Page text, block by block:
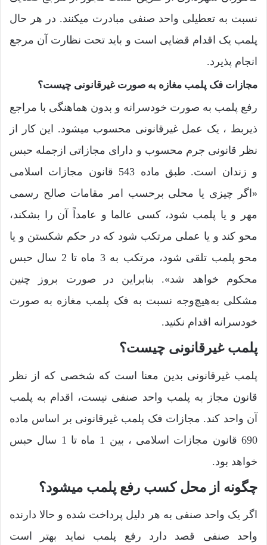
نسبت به تعطیلی واحد صنفی مبادرت میکنند. در هر حال
پلمب یک اقدام قضایی است و باید تحت نظارت آن مرجع
انجام پذیرد.
مجازات فک پلمب مغازه به صورت غیرقانونی چیست؟
رفع پلمب به صورت خودسرانه و بدون هماهنگی با مراجع
ذیربط ، یک عمل غیرقانونی محسوب میشود. این کار از
نظر قانونی جرم محسوب و دارای مجازاتی ازجمله حبس
و زندان است. طبق ماده 543 قانون مجازات اسلامی
«اگر چیزی یا محلی برحسب امر مقامات صالح رسمی
مهر و یا پلمب شود، کسی عالما و عامداً آن را بشکند،
محو کند و یا عملی مرتکب شود که در حکم شکستن و یا
محو پلمب تلقی شود، مرتکب به 3 ماه تا 2 سال حبس
محکوم خواهد شد». بنابراین در صورت بروز چنین
مشکلی به‌هیچ‌وجه نسبت به فک پلمب مغازه به صورت
خودسرانه اقدام نکنید.
پلمب غیرقانونی چیست؟
پلمب غیرقانونی بدین معنا است که شخصی که از نظر
قانون مجاز به پلمب واحد صنفی نیست، اقدام به پلمب
آن واحد کند. مجازات فک پلمب غیرقانونی بر اساس ماده
690 قانون مجازات اسلامی ، بین 1 ماه تا 1 سال حبس
خواهد بود.
چگونه از محل کسب رفع پلمب میشود؟
اگر یک واحد صنفی به هر دلیل پرداخت شده و حالا دارنده
واحد صنفی قصد دارد رفع پلمب نماید بهتر است